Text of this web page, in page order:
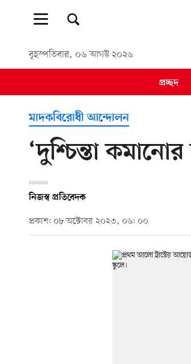
বৃহস্পতিবার, ০৬ আগস্ট ২০২৬
প্রচ্ছদ
মাদকবিরোধী আন্দোলন
‘দুশ্চিন্তা
নিজস্ব প্রতিবেদক
প্রকাশ: ০৮ অক্টোবর ২০২৩, ০৬: ০০